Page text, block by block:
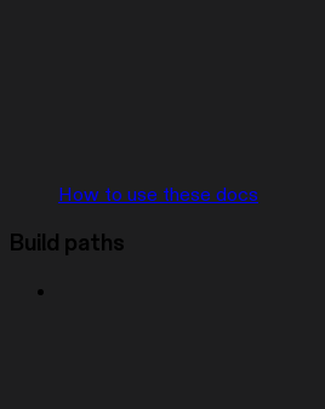
How to use these docs
Build paths